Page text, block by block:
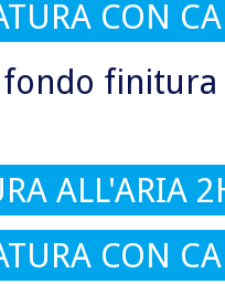
CON
fondo finitura
ALL'ARIA
CON